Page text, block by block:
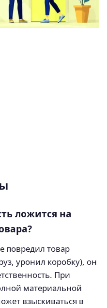
ложится на
повредил товар
уронил коробку), он
При
материальной
взыскиваться в